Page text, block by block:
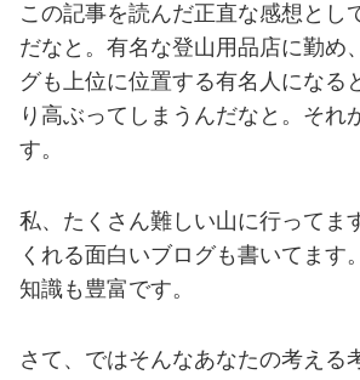
この記事を読んだ正直な感想とし
だなと。有名な登山用品店に勤め
グも上位に位置する有名人になる
り高ぶってしまうんだなと。それ
す。
私、たくさん難しい山に行ってま
くれる面白いブログも書いてます
知識も豊富です。
さて、ではそんなあなたの考える